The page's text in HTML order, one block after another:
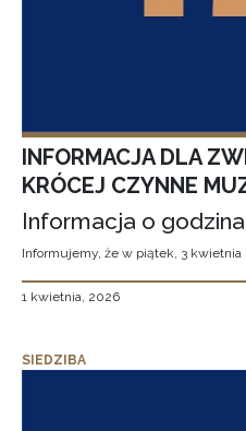
INFORMACJA DLA
KRÓCEJ CZYNNE
Informacja o
Informujemy, że w piątek, 3 kwietnia
1 kwietnia, 2026
SIEDZIBA